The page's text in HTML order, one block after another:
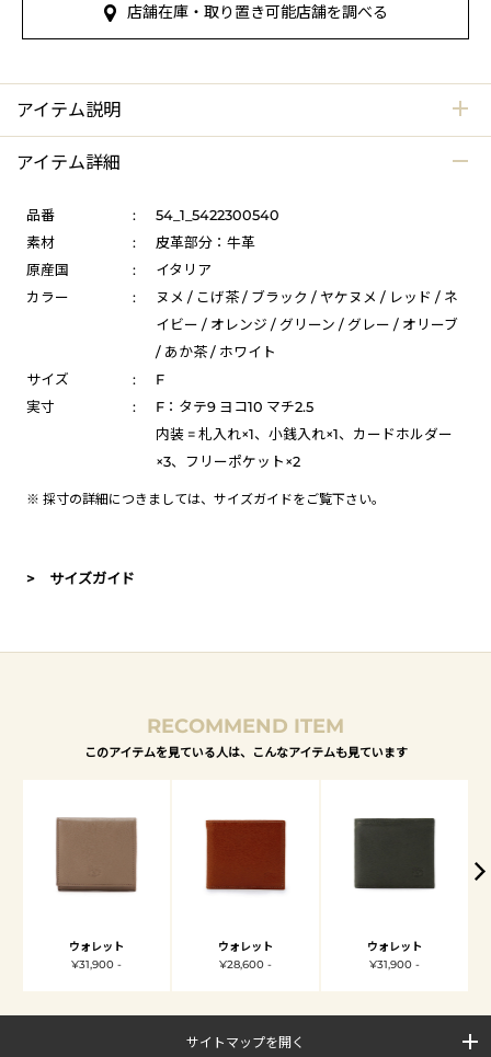
店舗在庫・取り置き可能店舗を調べる
アイテム説明
アイテム詳細
品番 :
54_1_5422300540
素材
:
皮革部分：牛革
原産国
:
イタリア
カラー
:
ヌメ / こげ茶 / ブラック / ヤケヌメ / レッド / ネ
イビー / オレンジ / グリーン / グレー / オリーブ
/ あか茶 / ホワイト
サイズ
:
F
実寸
:
F：タテ9 ヨコ10 マチ2.5
内装 = 札入れ×1、小銭入れ×1、カードホルダー
×3、フリーポケット×2
※ 採寸の詳細につきましては、 サイズガイドをご覧下さい。
> サイズガイド
RECOMMEND ITEM
このアイテムを見ている人は、こんなアイテムも見ています
ウォレット
¥31,900 -
ウォレット
¥28,600 -
ウォレット
¥31,900 -
サイトマップを開く